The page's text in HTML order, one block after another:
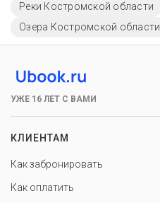
Реки Костромской области
Озера Костромской области
УЖЕ 16 ЛЕТ С ВАМИ
КЛИЕНТАМ
Как забронировать
Как оплатить